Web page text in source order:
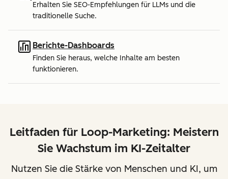
Erhalten Sie SEO-Empfehlungen für LLMs und die
traditionelle Suche.
Berichte-Dashboards
Finden Sie heraus, welche Inhalte am besten
funktionieren.
Leitfaden für Loop-Marketing: Meistern
Sie Wachstum im KI-Zeitalter
Nutzen Sie die Stärke von Menschen und KI, um